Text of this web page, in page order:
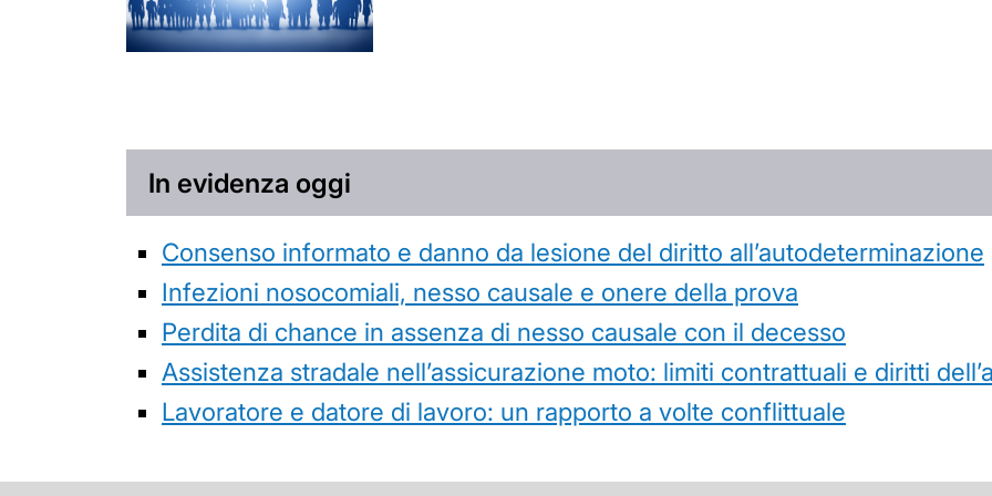
In evidenza oggi
Consenso informato e danno da lesione del diritto all’autodeterminazione
Infezioni nosocomiali, nesso causale e onere della prova
Perdita di chance in assenza di nesso causale con il decesso
Assistenza stradale nell’assicurazione moto: limiti contrattuali e diritti
Lavoratore e datore di lavoro: un rapporto a volte conflittuale